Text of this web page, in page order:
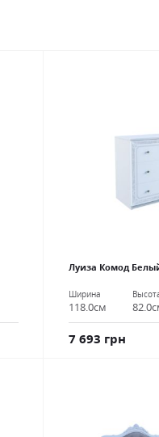
Луиза Комод
Ширина
118.0см
7 693 грн